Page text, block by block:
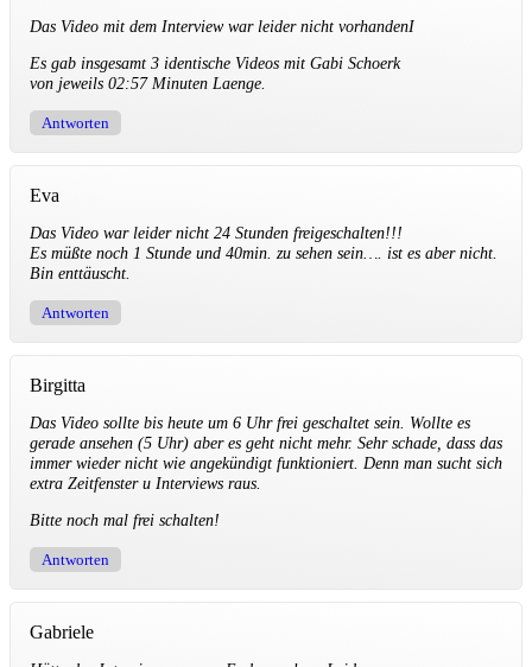
Das Video mit dem Interview war leider nicht vorhandenI
Es gab insgesamt 3 identische Videos mit Gabi Schoerk
von jeweils 02:57 Minuten Laenge.
Antworten
Eva
Das Video war leider nicht 24 Stunden freigeschalten!!!
Es müßte noch 1 Stunde und 40min. zu sehen sein…. ist es aber nicht.
Bin enttäuscht.
Antworten
Birgitta
Das Video sollte bis heute um 6 Uhr frei geschaltet sein. Wollte es
gerade ansehen (5 Uhr) aber es geht nicht mehr. Sehr schade, dass das
immer wieder nicht wie angekündigt funktioniert. Denn man sucht sich
extra Zeitfenster u Interviews raus.
Bitte noch mal frei schalten!
Antworten
Gabriele